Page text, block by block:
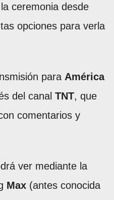
ceremonia desde
opciones para verla
para América
del canal TNT, que
comentarios y
ver mediante la
Max (antes conocida